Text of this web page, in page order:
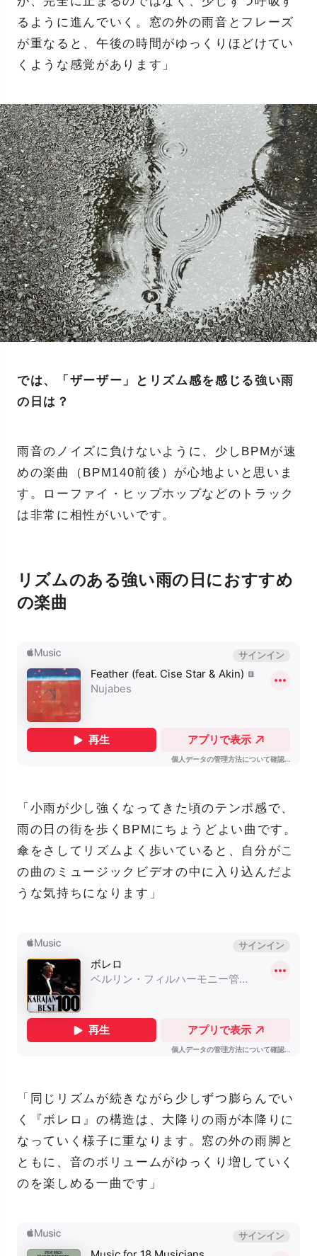
るように進んでいく。窓の外の雨音とフレーズ
が重なると、午後の時間がゆっくりほどけてい
くような感覚があります」
では、「ザーザー」とリズム感を感じる強い雨
の日は？
雨音のノイズに負けないように、少しBPMが速
めの楽曲（BPM140前後）が心地よいと思いま
す。ローファイ・ヒップホップなどのトラック
は非常に相性がいいです。
リズムのある強い雨の日におすすめ
の楽曲
「小雨が少し強くなってきた頃のテンポ感で、
雨の日の街を歩くBPMにちょうどよい曲です。
傘をさしてリズムよく歩いていると、自分がこ
の曲のミュージックビデオの中に入り込んだよ
うな気持ちになります」
「同じリズムが続きながら少しずつ膨らんでい
く『ボレロ』の構造は、大降りの雨が本降りに
なっていく様子に重なります。窓の外の雨脚と
ともに、音のボリュームがゆっくり増していく
のを楽しめる一曲です」